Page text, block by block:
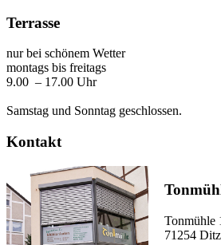
Terrasse
nur bei schönem Wetter
montags bis freitags
9.00 – 17.00 Uhr
Samstag und Sonntag geschlossen.
Kontakt
Tonmühle
71254